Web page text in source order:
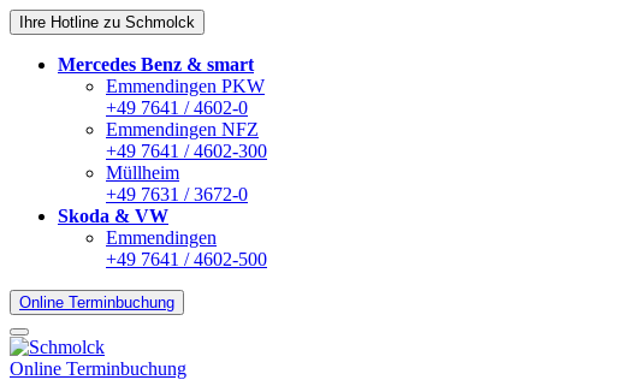
Ihre Hotline zu Schmolck
Mercedes Benz & smart
Emmendingen PKW
+49 7641 / 4602-0
Emmendingen NFZ
+49 7641 / 4602-300
Müllheim
+49 7631 / 3672-0
Skoda & VW
Emmendingen
+49 7641 / 4602-500
Online Terminbuchung
Online Terminbuchung